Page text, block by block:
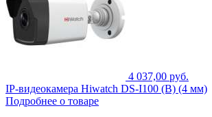
4 037,00 руб.
IP-видеокамера Hiwatch DS-I100 (B) (4 мм)
Подробнее о товаре